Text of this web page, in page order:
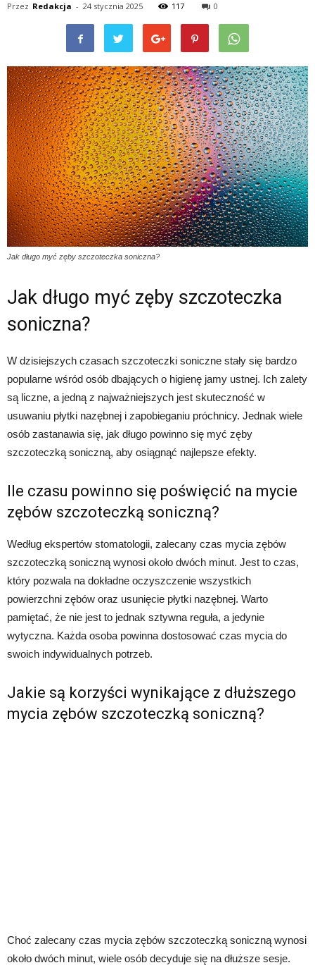
Przez Redakcja - 24 stycznia 2025 117 0
Jak długo myć zęby szczoteczka soniczna?
Jak długo myć zęby szczoteczka
soniczna?
W dzisiejszych czasach szczoteczki soniczne stały się bardzo
popularne wśród osób dbających o higienę jamy ustnej. Ich zalety
są liczne, a jedną z najważniejszych jest skuteczność w
usuwaniu płytki nazębnej i zapobieganiu próchnicy. Jednak wiele
osób zastanawia się, jak długo powinno się myć zęby
szczoteczką soniczną, aby osiągnąć najlepsze efekty.
Ile czasu powinno się poświęcić na mycie
zębów szczoteczką soniczną?
Według ekspertów stomatologii, zalecany czas mycia zębów
szczoteczką soniczną wynosi około dwóch minut. Jest to czas,
który pozwala na dokładne oczyszczenie wszystkich
powierzchni zębów oraz usunięcie płytki nazębnej. Warto
pamiętać, że nie jest to jednak sztywna reguła, a jedynie
wytyczna. Każda osoba powinna dostosować czas mycia do
swoich indywidualnych potrzeb.
Jakie są korzyści wynikające z dłuższego
mycia zębów szczoteczką soniczną?
Choć zalecany czas mycia zębów szczoteczką soniczną wynosi
około dwóch minut, wiele osób decyduje się na dłuższe sesje.